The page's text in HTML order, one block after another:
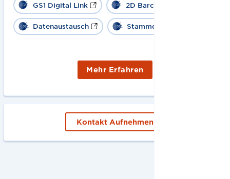
GS1 Digital Link 2D Barcode
Datenaustausch Stammdaten
Mehr Erfahren
Kontakt Aufnehmen